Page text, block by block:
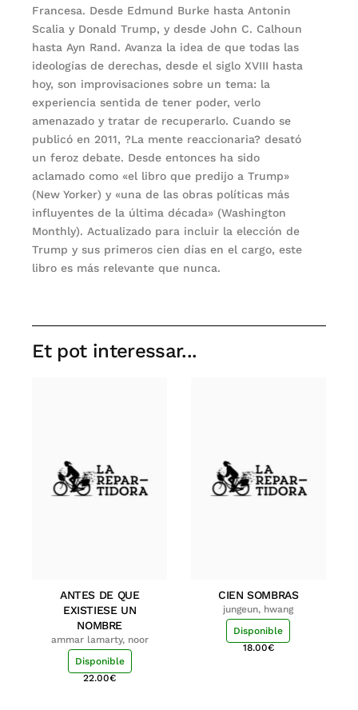
Francesa. Desde Edmund Burke hasta Antonin
Scalia y Donald Trump, y desde John C. Calhoun
hasta Ayn Rand. Avanza la idea de que todas las
ideologías de derechas, desde el siglo XVIII hasta
hoy, son improvisaciones sobre un tema: la
experiencia sentida de tener poder, verlo
amenazado y tratar de recuperarlo. Cuando se
publicó en 2011, ?La mente reaccionaria? desató
un feroz debate. Desde entonces ha sido
aclamado como «el libro que predijo a Trump»
(New Yorker) y «una de las obras políticas más
influyentes de la última década» (Washington
Monthly). Actualizado para incluir la elección de
Trump y sus primeros cien días en el cargo, este
libro es más relevante que nunca.
Et pot interessar...
ANTES DE QUE
EXISTIESE UN
NOMBRE
ammar lamarty, noor
Disponible
22.00€
CIEN SOMBRAS
jungeun, hwang
Disponible
18.00€